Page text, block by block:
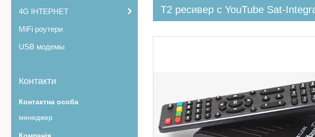
Т2 ресивер c YouTube Sat-
4G ІНТЕРНЕТ
MiFi роутери
USB модемы
Контакти
менеджер